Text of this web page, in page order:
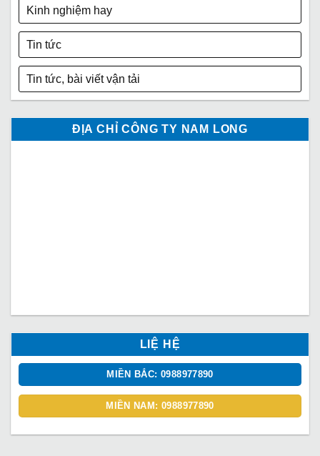
Kinh nghiệm hay
Tin tức
Tin tức, bài viết vận tải
ĐỊA CHỈ CÔNG TY NAM LONG
LIỆ HỆ
MIỀN BẮC: 0988977890
MIỀN NAM: 0988977890